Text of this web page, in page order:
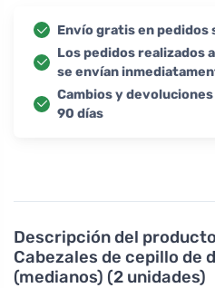
Descripción del producto
Cabezales de cepillo de
(medianos) (2 unidades)
Envío gratis en pedidos
Los pedidos realizados
se envían
Cambios y
90 días